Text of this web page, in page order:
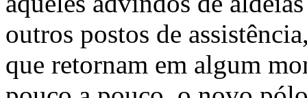
outros postos de
que retornam em algum